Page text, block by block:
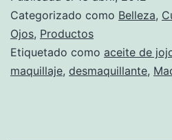
Categorizado como Belleza,
Ojos, Productos
Etiquetado como aceite de
maquillaje, desmaquillante,